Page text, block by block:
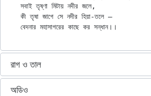
সবাই তৃষ্ণা মিটায় নদীর জলে,
কী তৃষা জাগে সে নদীর হিয়া-তলে —
রাগ ও তাল
অডিও